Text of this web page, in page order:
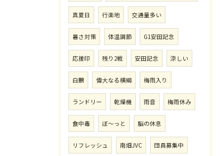
真夏日 行楽地 交通量多い
暑さ対策 体温調節 G1安田記念
応援印 残り2戦 安田記念 涼しい
白鵬 偉大なる横綱 梅雨入り
ランドリー 乾燥機 雨音 梅雨休み
食中毒 ぼ〜っと 脳の休息
リフレッシュ 南畑JVC 団員募集中